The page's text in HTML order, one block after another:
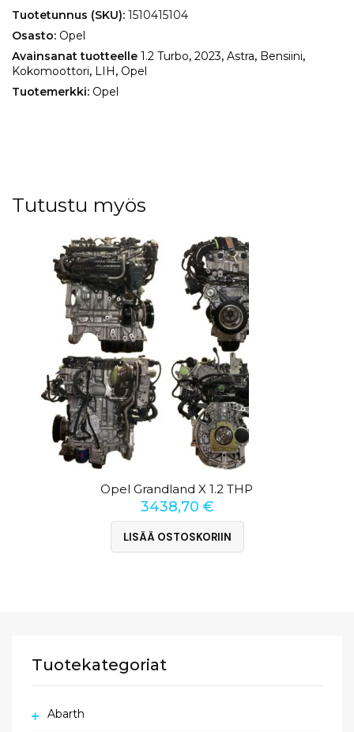
määrä
Tuotetunnus (SKU): 1510415104
Osasto: Opel
Avainsanat tuotteelle 1.2 Turbo, 2023, Astra, Bensiini,
Kokomoottori, LIH, Opel
Tuotemerkki: Opel
Tutustu myös
Opel Grandland X 1.2 THP
3438,70 €
LISÄÄ OSTOSKORIIN
Tuotekategoriat
Abarth